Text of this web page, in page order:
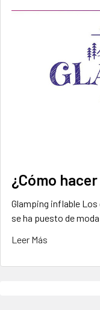
¿Cómo
Glamping inflable
se ha puesto de
Leer Más